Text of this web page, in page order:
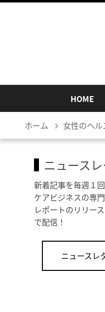
HOME
ホーム 女性のヘ
ニュース
新着記事を毎週１
ケアビジネスの専
レポートのリリー
で配信！
ニュースレ